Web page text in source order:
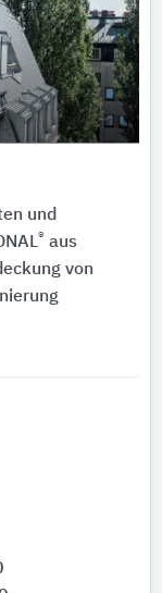
und
® aus
von